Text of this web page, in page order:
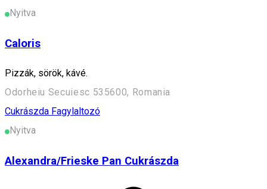
Nyitva
Caloris
Pizzák, sörök, kávé.
Odorheiu Secuiesc 535600, Romania
Cukrászda Fagylaltozó
Nyitva
Alexandra/Frieske Pan Cukrászda